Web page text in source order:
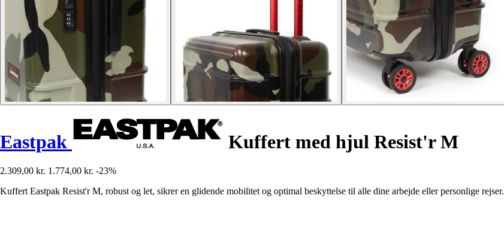
Eastpak Kuffert med hjul Resist'r M
2.309,00 kr. 1.774,00 kr. -23%
Kuffert Eastpak Resist'r M, robust og let, sikrer en glidende mobilitet og optimal beskyttelse til alle dine arbejde eller personlige rejser.